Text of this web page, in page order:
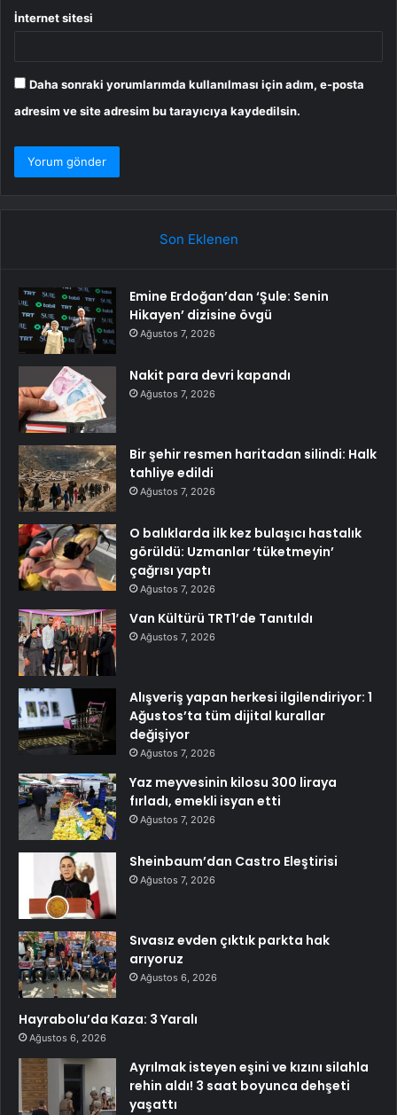
İnternet sitesi
Daha sonraki yorumlarımda kullanılması için adım, e-posta
adresim ve site adresim bu tarayıcıya kaydedilsin.
Son Eklenen
Emine Erdoğan’dan ‘Şule: Senin
Hikayen’ dizisine övgü
Ağustos 7, 2026
Nakit para devri kapandı
Ağustos 7, 2026
Bir şehir resmen haritadan silindi: Halk
tahliye edildi
Ağustos 7, 2026
O balıklarda ilk kez bulaşıcı hastalık
görüldü: Uzmanlar ‘tüketmeyin’
çağrısı yaptı
Ağustos 7, 2026
Van Kültürü TRT1’de Tanıtıldı
Ağustos 7, 2026
Alışveriş yapan herkesi ilgilendiriyor: 1
Ağustos’ta tüm dijital kurallar
değişiyor
Ağustos 7, 2026
Yaz meyvesinin kilosu 300 liraya
fırladı, emekli isyan etti
Ağustos 7, 2026
Sheinbaum’dan Castro Eleştirisi
Ağustos 7, 2026
Sıvasız evden çıktık parkta hak
arıyoruz
Ağustos 6, 2026
Hayrabolu’da Kaza: 3 Yaralı
Ağustos 6, 2026
Ayrılmak isteyen eşini ve kızını silahla
rehin aldı! 3 saat boyunca dehşeti
yaşattı